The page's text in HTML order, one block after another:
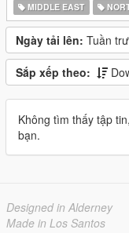
MIDDLE EAST
Ngày tải lên: Tuần
Sắp xếp theo:
Không tìm thấy tập
bạn.
Designed in Alderney
Made in Los Santos